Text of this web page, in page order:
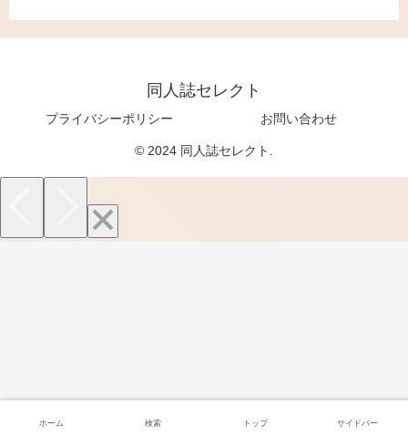
同人誌セレクト
プライバシーポリシー お問い合わせ
© 2024 同人誌セレクト.
ホーム 検索 トップ サイドバー